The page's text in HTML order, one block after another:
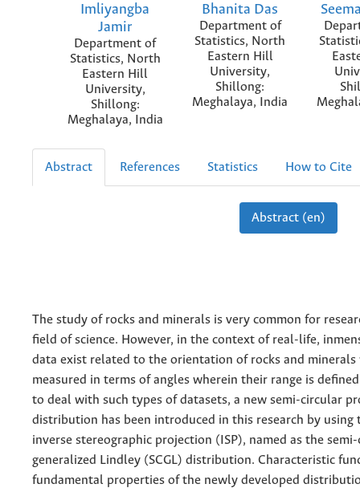
Imliyangba
Jamir
Department of
Statistics, North
Eastern Hill
University,
Shillong:
Meghalaya, India
Bhanita Das
Department of
Statistics, North
Eastern Hill
University,
Shillong:
Meghalaya, India
Abstract References Statistics How to Cite
Abstract (en)
The study of rocks and minerals is very common for
field of science. However, in the context of real-life,
data exist related to the orientation of rocks and minerals
measured in terms of angles wherein their range is
to deal with such types of datasets, a new semi-circular
distribution has been introduced in this research by using
inverse stereographic projection (ISP), named as the
generalized Lindley (SCGL) distribution. Characteristic
fundamental properties of the newly developed